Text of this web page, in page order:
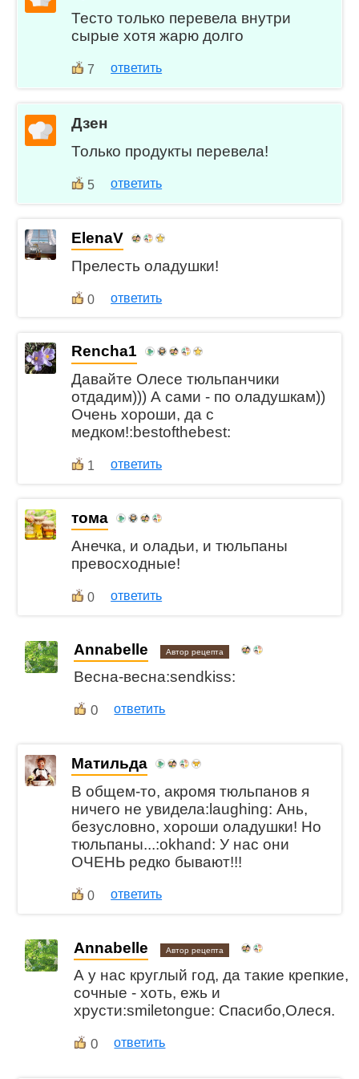
Тесто только перевела внутри
сырые хотя жарю долго
7 ответить
Дзен
Только продукты перевела!
5 ответить
ElenaV
Прелесть оладушки!
0 ответить
Rencha1
Давайте Олесе тюльпанчики
отдадим))) А сами - по оладушкам))
Очень хороши, да с
медком!:bestofthebest:
1 ответить
тома
Анечка, и оладьи, и тюльпаны
превосходные!
0 ответить
Annabelle Автор рецепта
Весна-весна:sendkiss:
0 ответить
Матильда
В общем-то, акромя тюльпанов я
ничего не увидела:laughing: Ань,
безусловно, хороши оладушки! Но
тюльпаны...:okhand: У нас они
ОЧЕНЬ редко бывают!!!
0 ответить
Annabelle Автор рецепта
А у нас круглый год, да такие крепкие,
сочные - хоть, ежь и
хрусти:smiletongue: Спасибо,Олеся.
0 ответить